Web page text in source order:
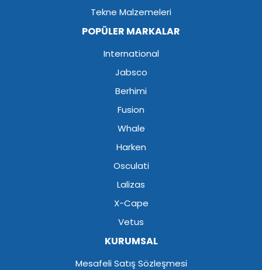
Tekne Malzemeleri
POPÜLER MARKALAR
International
Jabsco
Berhimi
Fusion
Whale
Harken
Osculati
Lalizas
X-Cape
Vetus
KURUMSAL
Mesafeli Satış Sözleşmesi